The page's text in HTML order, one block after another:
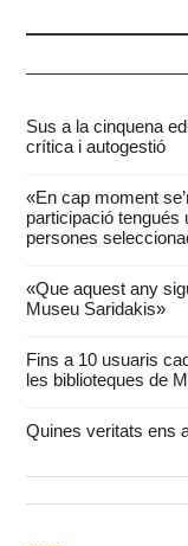
Sus a la cinquena
crítica i autogestió
«En cap moment
participació tengués
persones
«Que aquest any
Museu Saridakis»
Fins a 10 usuaris
les biblioteques de
Quines veritats ens